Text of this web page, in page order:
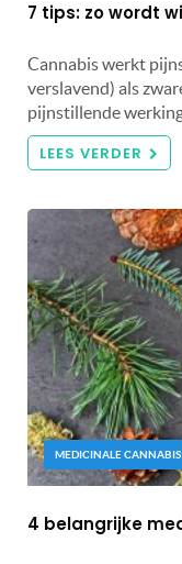
7 tips: zo wordt
Cannabis werkt
verslavend) als
pijnstillende
LEES VERDER
MEDICINALE CANNABIS
4 belangrijke